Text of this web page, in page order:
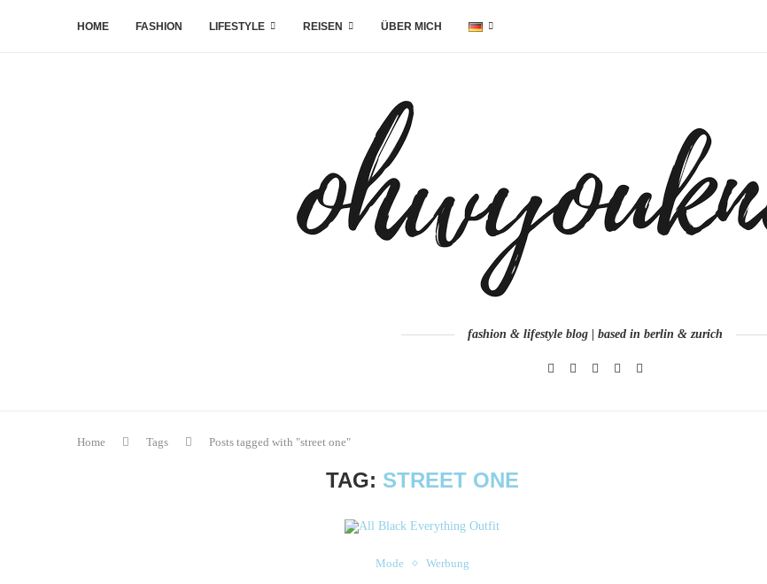
HOME FASHION LIFESTYLE REISEN ÜBER MICH
fashion & lifestyle blog | based in berlin & zurich
Home Tags Posts tagged with "street one"
TAG: STREET ONE
Mode Werbung